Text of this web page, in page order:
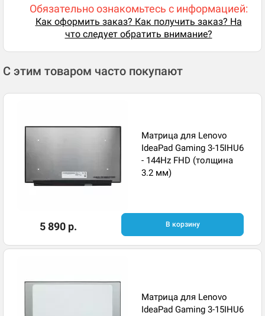
Обязательно ознакомьтесь с информацией:
Как оформить заказ? Как получить заказ? На
что следует обратить внимание?
С этим товаром часто покупают
Матрица для Lenovo
IdeaPad Gaming 3-15IHU6
- 144Hz FHD (толщина
3.2 мм)
5 890 р. В корзину
Матрица для Lenovo
IdeaPad Gaming 3-15IHU6